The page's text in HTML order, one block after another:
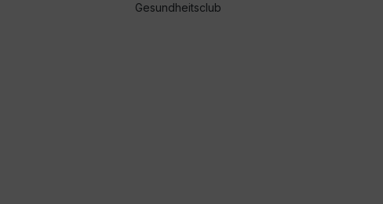
Gesundheitsclub